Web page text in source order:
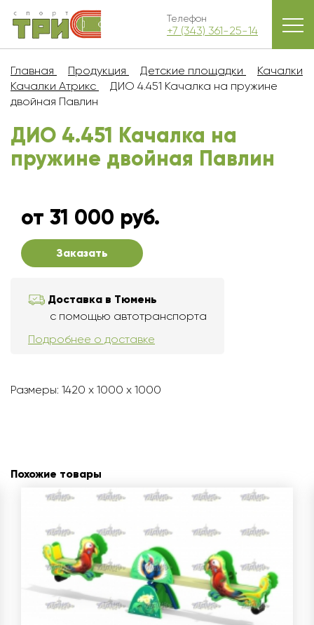
Телефон
+7 (343) 361-25-14
Главная Продукция Детские площадки
Качалки
Качалки Атрикс
ДИО 4.451 Качалка на пружине
двойная Павлин
ДИО 4.451 Качалка на
пружине двойная Павлин
от 31 000 руб.
Заказать
Доставка в Тюмень
с помощью автотранспорта
Подробнее о доставке
Размеры: 1420 x 1000 x 1000
Похожие товары